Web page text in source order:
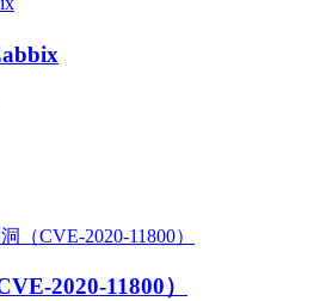
2020-11800）